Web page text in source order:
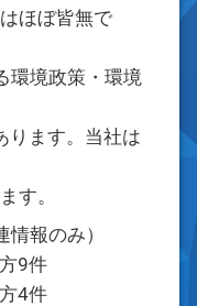
ほぼ皆無で
環境政策・環境
ります。当社は
す。
報のみ）
9件
4件